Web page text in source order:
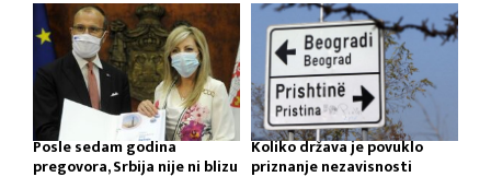
Posle sedam godina
pregovora, Srbija nije ni blizu
Koliko država je povuklo
priznanje nezavisnosti